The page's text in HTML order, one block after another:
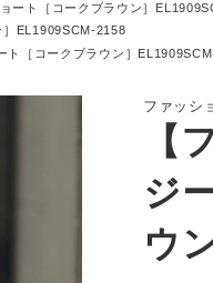
ート［コークブラウン］
］EL1909SCM-2158
ト［コークブラウン］
ファッシ
【
ジ
ウ